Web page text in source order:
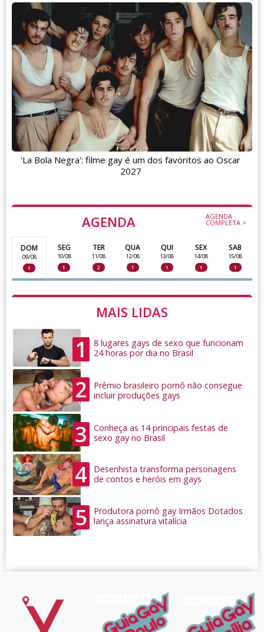
AGENDA AGENDA
COMPLETA >
DOM
09/08
1
SEG
10/08
1
TER
11/08
2
QUA
12/08
1
QUI
13/08
1
SEX
14/08
1
SAB
15/08
1
MAIS LIDAS
1
8 lugares gays de sexo que funcionam
24 horas por dia no Brasil
2
Prêmio brasileiro pornô não consegue
incluir produções gays
3
Conheça as 14 principais festas de
sexo gay no Brasil
4
Desenhista transforma personagens
de contos e heróis em gays
5
Produtora pornô gay Irmãos Dotados
lança assinatura vitalícia
'La Bola Negra': filme gay é um dos favoritos ao Oscar
2027